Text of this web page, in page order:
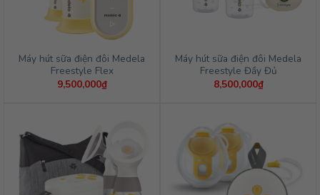
Máy hút sữa điện đôi Medela
Freestyle Flex
9,500,000₫
Máy hút sữa điện đôi Medela
Freestyle Đầy Đủ
8,500,000₫